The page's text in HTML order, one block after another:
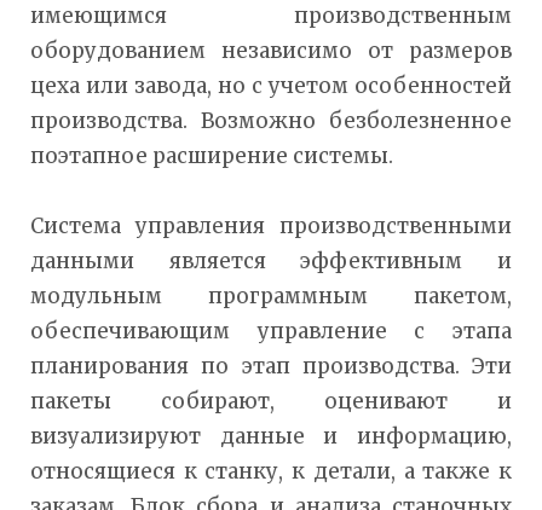
имеющимся производственным
оборудованием независимо от размеров
цеха или завода, но с учетом особенностей
производства. Возможно безболезненное
поэтапное расширение системы.
Система управления производственными
данными является эффективным и
модульным программным пакетом,
обеспечивающим управление с этапа
планирования по этап производства. Эти
пакеты собирают, оценивают и
визуализируют данные и информацию,
относящиеся к станку, к детали, а также к